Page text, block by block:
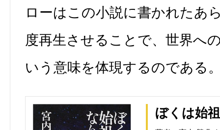
ローはこの小説に書かれたあ
度再生させることで、世界へ
いう意味を体現するのである
ぼくは始